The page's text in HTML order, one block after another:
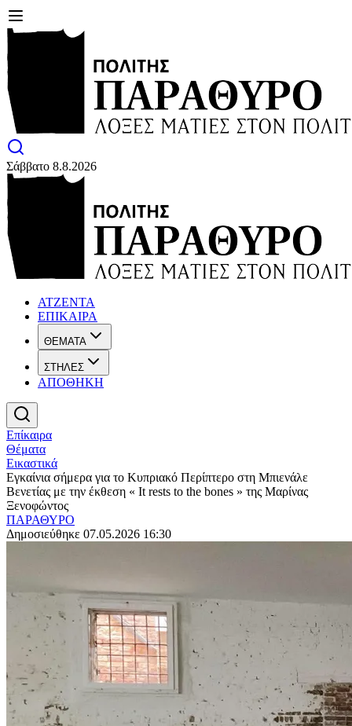
Σάββατο 8.8.2026
ΑΤΖΕΝΤΑ
ΕΠΙΚΑΙΡΑ
ΘΕΜΑΤΑ
ΣΤΗΛΕΣ
ΑΠΟΘΗΚΗ
Επίκαιρα
Θέματα
Εικαστικά
Εγκαίνια σήμερα για το Κυπριακό Περίπτερο στη Μπιενάλε
Βενετίας με την έκθεση « It rests to the bones » της Μαρίνας
Ξενοφώντος
ΠΑΡΑΘΥΡΟ
Δημοσιεύθηκε 07.05.2026 16:30